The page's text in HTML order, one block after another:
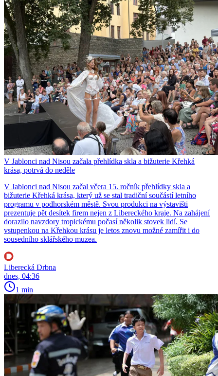
V Jablonci nad Nisou začala přehlídka skla a bižuterie Křehká
krása, potrvá do neděle
V Jablonci nad Nisou začal včera 15. ročník přehlídky skla a
bižuterie Křehká krása, který už se stal tradiční součástí letního
programu v podhorském městě. Svou produkci na výstavišti
prezentuje pět desítek firem nejen z Libereckého kraje. Na zahájení
dorazilo navzdory tropickému počasí několik stovek lidí. Se
vstupenkou na Křehkou krásu je letos znovu možné zamířit i do
sousedního sklářského muzea.
Liberecká Drbna
dnes, 04:36
1 min